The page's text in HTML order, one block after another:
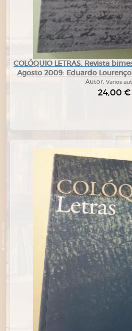
COLÓQUIO LETRAS. Revista
Agosto 2009: Eduardo
Autor: Varios
24,00 €